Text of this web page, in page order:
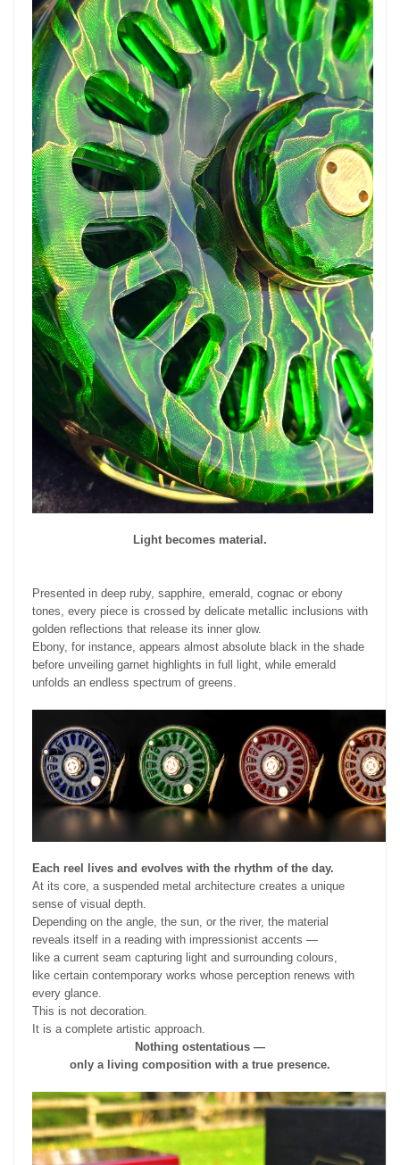
Light becomes material.
Presented in deep ruby, sapphire, emerald, cognac or ebony
tones, every piece is crossed by delicate metallic inclusions with
golden reflections that release its inner glow.
Ebony, for instance, appears almost absolute black in the shade
before unveiling garnet highlights in full light, while emerald
unfolds an endless spectrum of greens.
Each reel lives and evolves with the rhythm of the day.
At its core, a suspended metal architecture creates a unique
sense of visual depth.
Depending on the angle, the sun, or the river, the material
reveals itself in a reading with impressionist accents —
like a current seam capturing light and surrounding colours,
like certain contemporary works whose perception renews with
every glance.
This is not decoration.
It is a complete artistic approach.
Nothing ostentatious —
only a living composition with a true presence.